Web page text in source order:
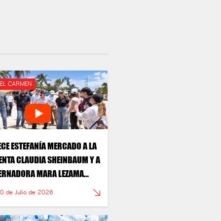
CARMEN
ESTEFANÍA MERCADO A LA
CLAUDIA SHEINBAUM Y A
MARA LEZAMA
HISTÓRICO PARA LA
de Julio de 2026